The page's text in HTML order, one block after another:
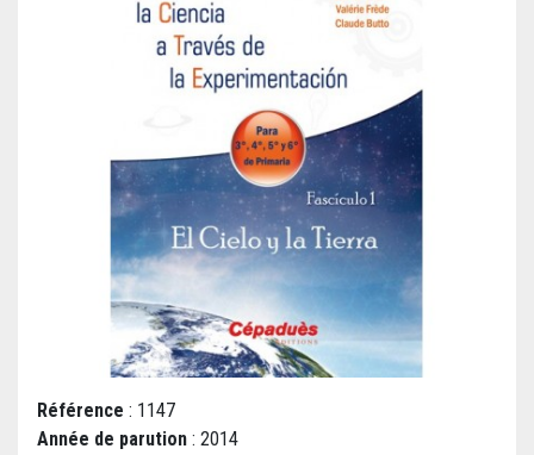
Référence : 1147
Année de parution : 2014